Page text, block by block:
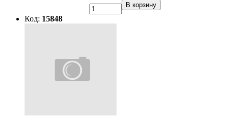
В корзину
Код: 15848